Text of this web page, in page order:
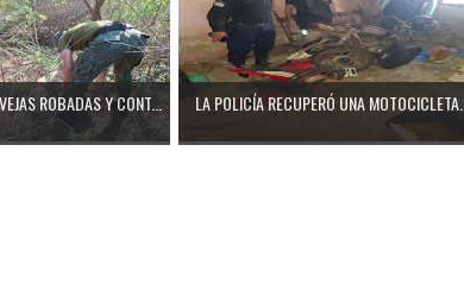
ROBADAS Y CONT... LA POLICÍA RECUPERÓ UNA MOTOCICLETA...